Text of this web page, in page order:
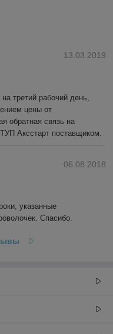
13.03.2019
третий рабочий день,
цены от
обратная связь на
Аксстарт поставщиком.
06.08.2018
указанные
Спасибо.